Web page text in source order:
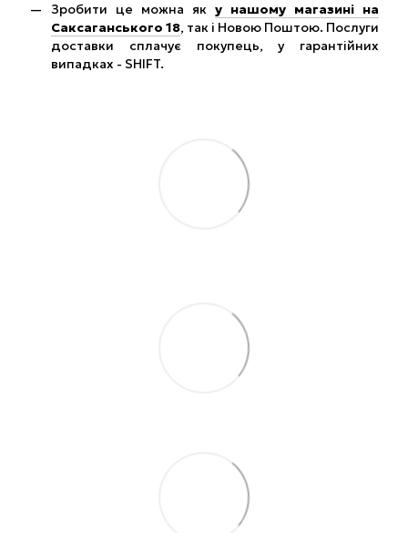
Зробити це можна як у нашому магазині на
Саксаганського 18, так і Новою Поштою. Послуги
доставки сплачує покупець, у гарантійних
випадках - SHIFT.